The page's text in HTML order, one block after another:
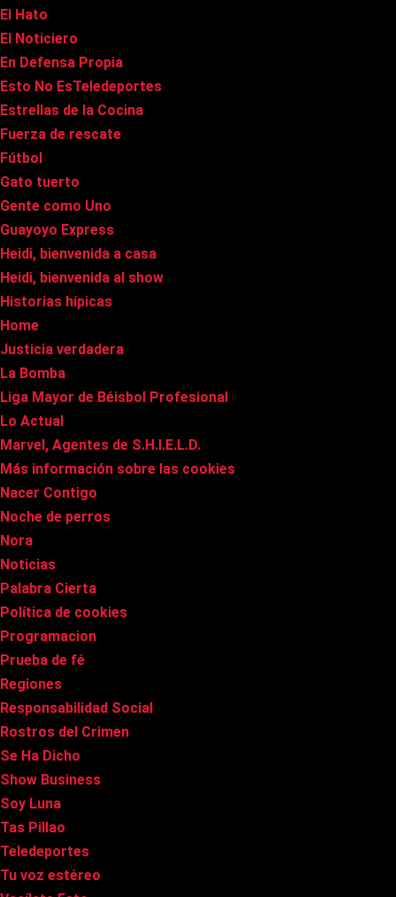
El Hato
El Noticiero
En Defensa Propia
Esto No EsTeledeportes
Estrellas de la Cocina
Fuerza de rescate
Fútbol
Gato tuerto
Gente como Uno
Guayoyo Express
Heidi, bienvenida a casa
Heidi, bienvenida al show
Historias hípicas
Home
Justicia verdadera
La Bomba
Liga Mayor de Béisbol Profesional
Lo Actual
Marvel, Agentes de S.H.I.E.L.D.
Más información sobre las cookies
Nacer Contigo
Noche de perros
Nora
Noticias
Palabra Cierta
Política de cookies
Programacion
Prueba de fé
Regiones
Responsabilidad Social
Rostros del Crimen
Se Ha Dicho
Show Business
Soy Luna
Tas Pillao
Teledeportes
Tu voz estéreo